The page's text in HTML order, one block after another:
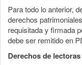
Para todo lo anterior,
derechos
requisitada y firmada
debe ser remitido en
Derechos de